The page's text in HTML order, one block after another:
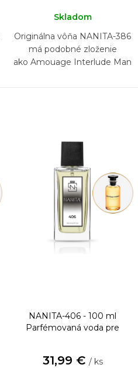
Skladom
Originálna vôňa NANITA-386
má podobné zloženie
ako Amouage Interlude Man
NANITA-406 - 100 ml
Parfémovaná voda pre
31,99 € / ks